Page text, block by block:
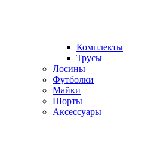
Комплекты
Трусы
Лосины
Футболки
Майки
Шорты
Аксессуары